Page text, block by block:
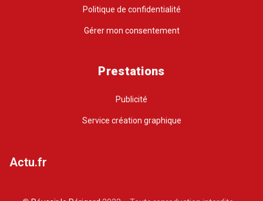
Politique de confidentialité
Gérer mon consentement
Prestations
Publicité
Service création graphique
Actu.fr